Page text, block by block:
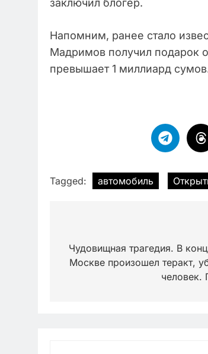
заключил блогер.
Напомним, ранее стало
Мадримов получил подарок
превышает 1 миллиард
Tagged: автомобиль
по
записям
Чудовищная трагедия. В
Москве произошел теракт,
человек.